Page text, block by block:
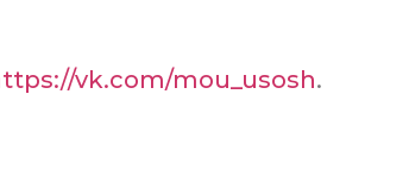
vk.com/mou_usosh.